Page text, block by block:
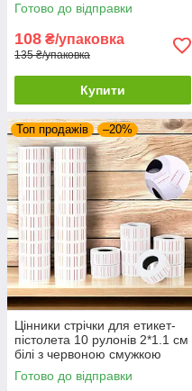
Готово до відправки
108 ₴/упаковка
135 ₴/упаковка
Купити
Топ продажів –20%
Цінники стрічки для етикет-
пістолета 10 рулонів 2*1.1 см
білі з червоною смужкою
Готово до відправки